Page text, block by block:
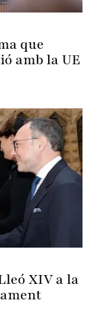
que
amb la UE
XIV a la